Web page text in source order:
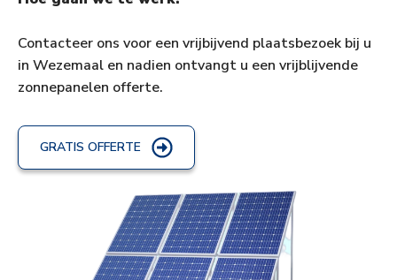
Contacteer ons voor een vrijbijvend plaatsbezoek bij u
in Wezemaal en nadien ontvangt u een vrijblijvende
zonnepanelen offerte.
GRATIS OFFERTE